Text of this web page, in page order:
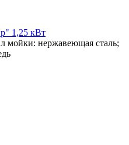
1,25 кВт
мойки: нержавеющая сталь;